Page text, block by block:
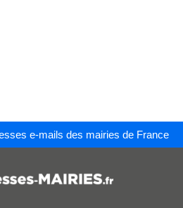
e-mails des mairies de France